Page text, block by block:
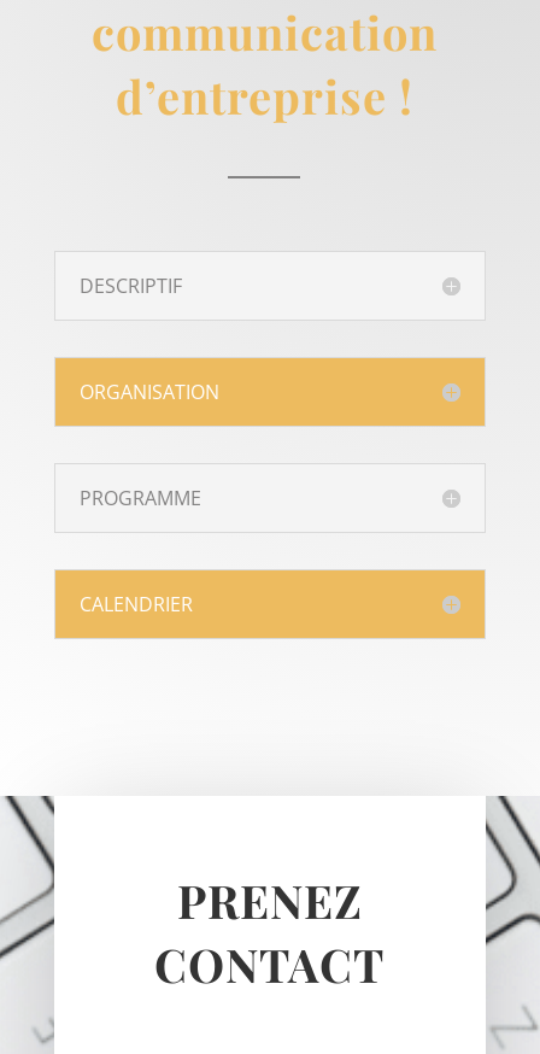
communication
d’entreprise !
DESCRIPTIF
ORGANISATION
PROGRAMME
CALENDRIER
PRENEZ
CONTACT